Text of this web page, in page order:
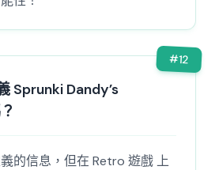
#12
Sprunki Dandy’s
的信息，但在 Retro 遊戲 上